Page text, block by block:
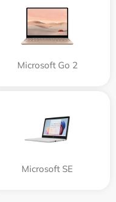
Microsoft Go 2
Microsoft SE